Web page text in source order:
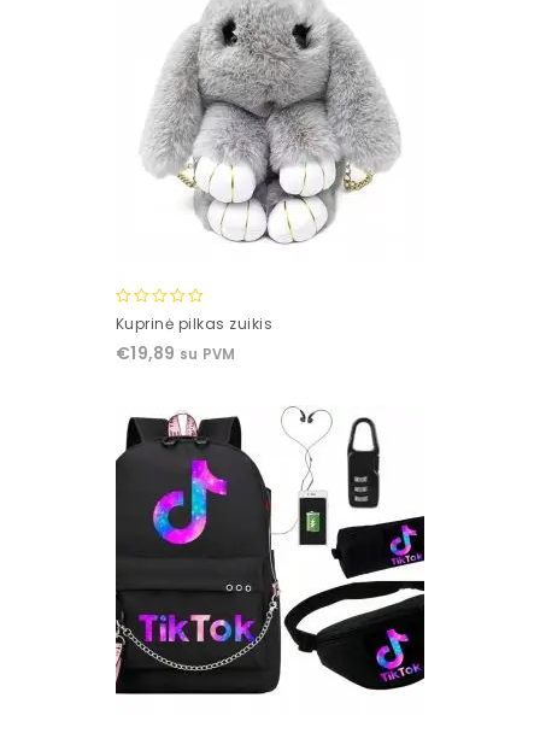
0
of
Kuprinė pilkas zuikis
€19,89 su PVM